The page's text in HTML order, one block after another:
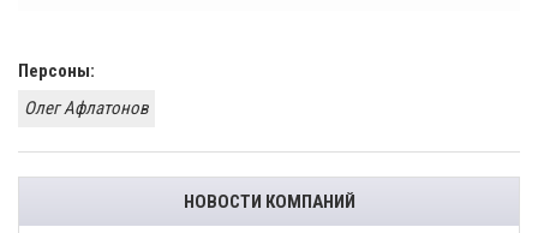
Персоны:
Олег Афлатонов
НОВОСТИ КОМПАНИЙ